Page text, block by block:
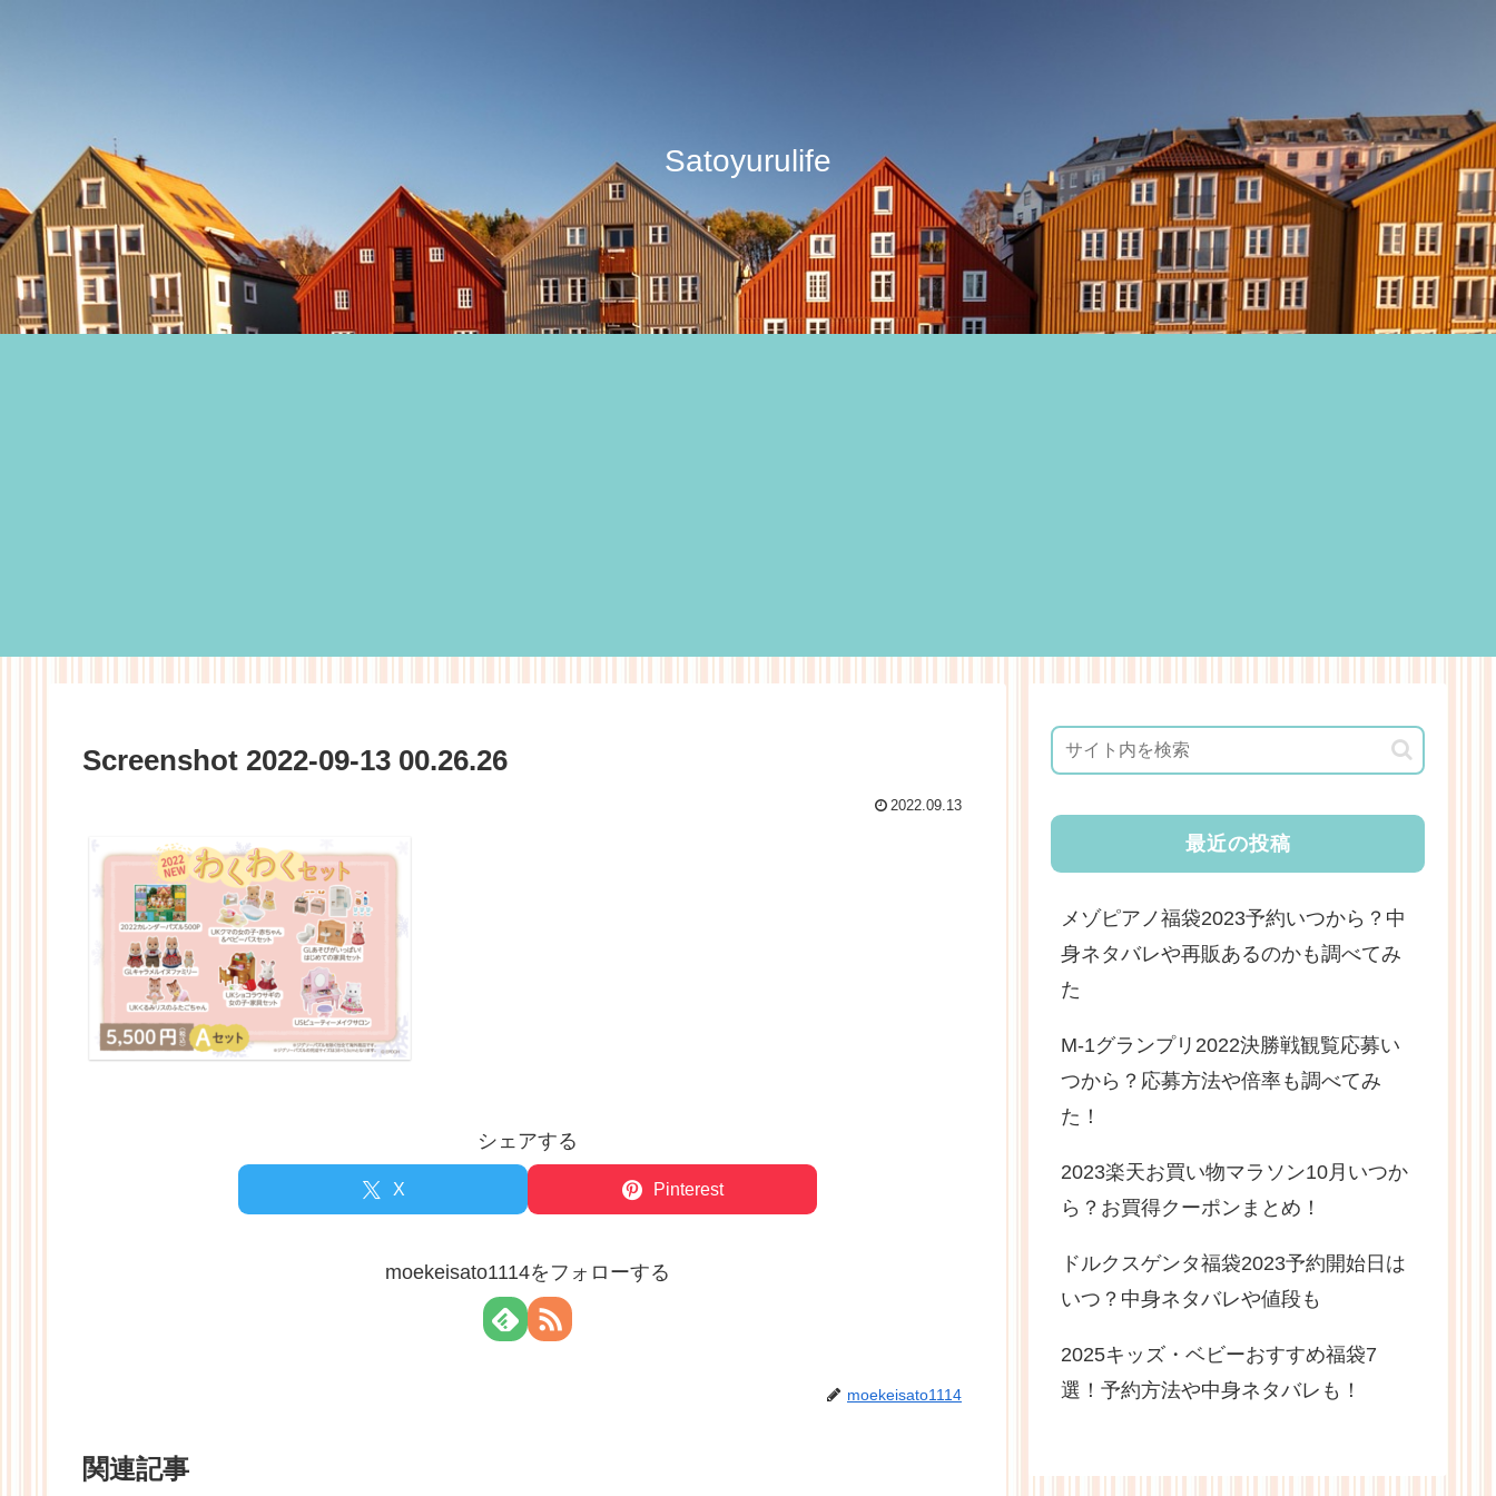
Satoyurulife
Screenshot 2022-09-13 00.26.26
2022.09.13
シェアする
X Pinterest
moekeisato1114をフォローする
moekeisato1114
関連記事
最近の投稿
メゾピアノ福袋2023予約いつから？中
身ネタバレや再販あるのかも調べてみ
た
M-1グランプリ2022決勝戦観覧応募い
つから？応募方法や倍率も調べてみ
た！
2023楽天お買い物マラソン10月いつか
ら？お買得クーポンまとめ！
ドルクスゲンタ福袋2023予約開始日は
いつ？中身ネタバレや値段も
2025キッズ・ベビーおすすめ福袋7
選！予約方法や中身ネタバレも！